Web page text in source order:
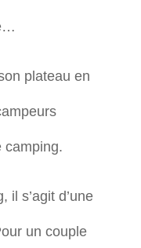
plateau en
camping.
il s’agit d’une
un couple